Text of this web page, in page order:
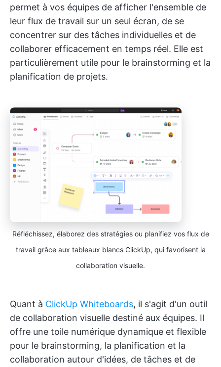
permet à vos équipes de afficher l'ensemble de
leur flux de travail sur un seul écran, de se
concentrer sur des tâches individuelles et de
collaborer efficacement en temps réel. Elle est
particulièrement utile pour le brainstorming et la
planification de projets.
Réfléchissez, élaborez des stratégies ou planifiez vos flux de
travail grâce aux tableaux blancs ClickUp, qui favorisent la
collaboration visuelle.
Quant à ClickUp Whiteboards, il s'agit d'un outil
de collaboration visuelle destiné aux équipes. Il
offre une toile numérique dynamique et flexible
pour le brainstorming, la planification et la
collaboration autour d'idées, de tâches et de